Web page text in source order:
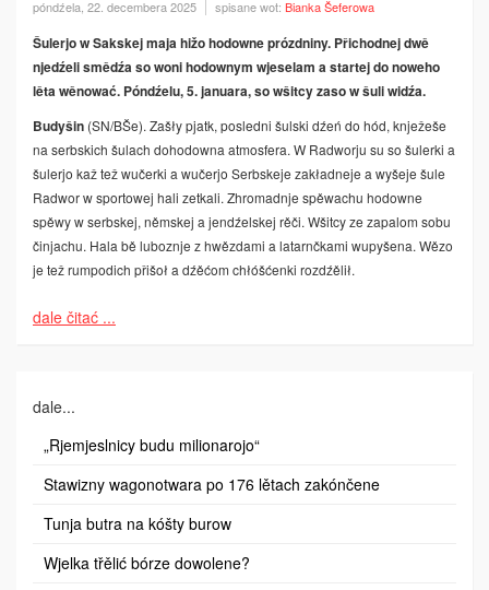
póndźela, 22. decembera 2025 spisane wot: Bianka Šeferowa
Šulerjo w Sakskej maja hižo hodowne prózdniny. Přichodnej dwě
njedźeli smědźa so woni hodownym wjeselam a startej do noweho
lěta wěnować. Póndźelu, 5. januara, so wšitcy zaso w šuli widźa.
Budyšin (SN/BŠe). Zašły pjatk, posledni šulski dźeń do hód, knježeše
na serbskich šulach dohodowna atmosfera. W Radworju su so šulerki a
šulerjo kaž tež wučerki a wučerjo Serbskeje zakładneje a wyšeje šule
Radwor w sportowej hali zetkali. Zhromadnje spěwachu hodowne
spěwy w serbskej, němskej a jendźelskej rěči. Wšitcy ze zapalom sobu
činjachu. Hala bě luboznje z hwězdami a latarnčkami wupyšena. Wězo
je tež rumpodich přišoł a dźěćom chłóšćenki rozdźělił.
dale čitać ...
dale...
„Rjemjeslnicy budu milionarojo“
Stawizny wagonotwara po 176 lětach zakónčene
Tunja butra na kóšty burow
Wjelka třělić bórze dowolene?